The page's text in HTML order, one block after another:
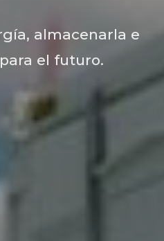
almacenarla e
el futuro.